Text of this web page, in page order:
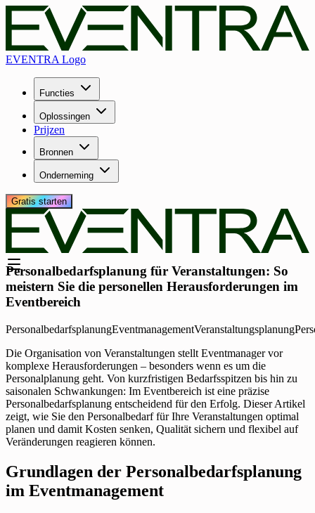
EVENTRA Logo
Functies
Oplossingen
Prijzen
Bronnen
Onderneming
Gratis starten
Personalbedarfsplanung für Veranstaltungen: So
meistern Sie die personellen Herausforderungen im
Eventbereich
PersonalbedarfsplanungEventmanagementVeranstaltungsplanung
Die Organisation von Veranstaltungen stellt Eventmanager vor
komplexe Herausforderungen – besonders wenn es um die
Personalplanung geht. Von kurzfristigen Bedarfsspitzen bis hin zu
saisonalen Schwankungen: Im Eventbereich ist eine präzise
Personalbedarfsplanung entscheidend für den Erfolg. Dieser Artikel
zeigt, wie Sie den Personalbedarf für Ihre Veranstaltungen optimal
planen und damit Kosten senken, Qualität sichern und flexibel auf
Veränderungen reagieren können.
Grundlagen der Personalbedarfsplanung
im Eventmanagement